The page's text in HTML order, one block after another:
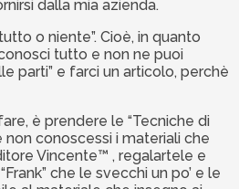
dalla mia azienda.
o niente”. Cioè, in quanto
tutto e non ne puoi
parti” e farci un articolo, perchè
è prendere le “Tecniche di
non conoscessi i materiali che
Vincente™ , regalartele e
che le svecchi un po’ e le